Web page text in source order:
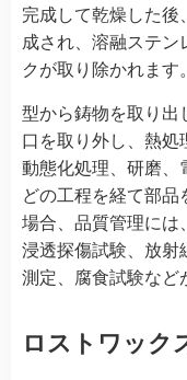
完成して乾燥した
成され、溶融ステ
クが取り除かれます
型から鋳物を取り
口を取り外し、熱
動態化処理、研磨
どの工程を経て部
場合、品質管理には
浸透探傷試験、放射
測定、腐食試験など
ロストワック